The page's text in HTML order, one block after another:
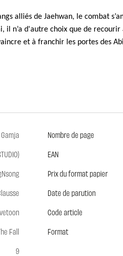
alliés de Jaehwan, le combat
n’a d'autre choix que de recourir
et à franchir les portes des
Fall
9
Nombre de page
EAN
Prix du format papier
Date de parution
Code article
Format